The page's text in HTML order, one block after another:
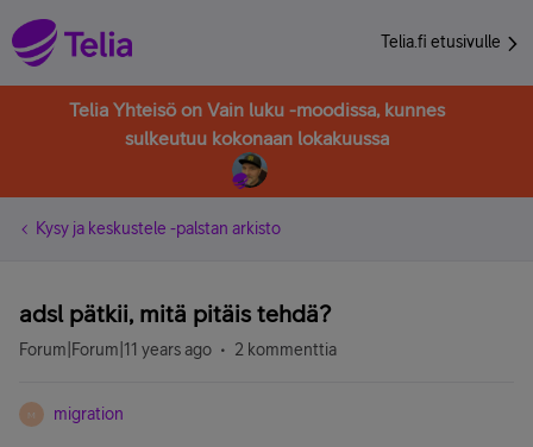
Telia.fi etusivulle
Telia Yhteisö on Vain luku -moodissa, kunnes
sulkeutuu kokonaan lokakuussa
Kysy ja keskustele -palstan arkisto
adsl pätkii, mitä pitäis tehdä?
Forum|Forum|11 years ago 2 kommenttia
M migration